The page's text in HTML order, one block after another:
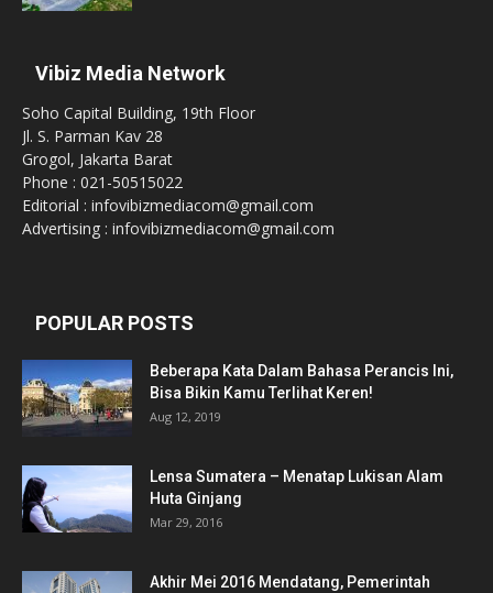
Vibiz Media Network
Soho Capital Building, 19th Floor
Jl. S. Parman Kav 28
Grogol, Jakarta Barat
Phone : 021-50515022
Editorial : infovibizmediacom@gmail.com
Advertising : infovibizmediacom@gmail.com
POPULAR POSTS
Beberapa Kata Dalam Bahasa Perancis Ini,
Bisa Bikin Kamu Terlihat Keren!
Aug 12, 2019
Lensa Sumatera – Menatap Lukisan Alam
Huta Ginjang
Mar 29, 2016
Akhir Mei 2016 Mendatang, Pemerintah